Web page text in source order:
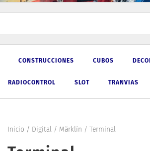
CONSTRUCCIONES CUBOS
RADIOCONTROL SLOT TRANVIAS
Inicio / Digital/ Märklín / Terminal